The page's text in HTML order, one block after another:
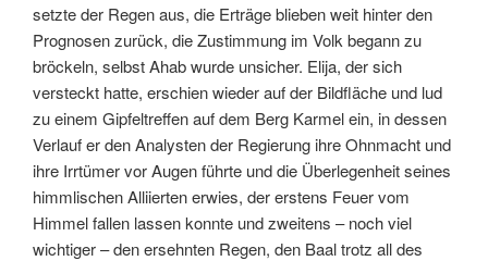
setzte der Regen aus, die Erträge blieben weit hinter den
Prognosen zurück, die Zustimmung im Volk begann zu
bröckeln, selbst Ahab wurde unsicher. Elija, der sich
versteckt hatte, erschien wieder auf der Bildfläche und lud
zu einem Gipfeltreffen auf dem Berg Karmel ein, in dessen
Verlauf er den Analysten der Regierung ihre Ohnmacht und
ihre Irrtümer vor Augen führte und die Überlegenheit seines
himmlischen Alliierten erwies, der erstens Feuer vom
Himmel fallen lassen konnte und zweitens – noch viel
wichtiger – den ersehnten Regen, den Baal trotz all des